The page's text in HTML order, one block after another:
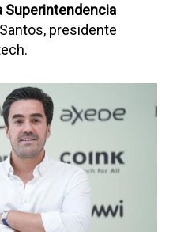
Superintendencia
presidente